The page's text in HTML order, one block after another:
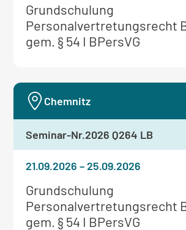
Weitere
Informationen
zum
Grundschulung
Personalvertretungsrecht
gem. § 54 I BPersVG
Weitere
Informationen
zum
Grundschulung
Personalvertretungsrecht
gem. § 54 I BPersVG
21.09.2026–25.09.2026
Chemnitz
Seminar-Nr.2026 Q264 LB